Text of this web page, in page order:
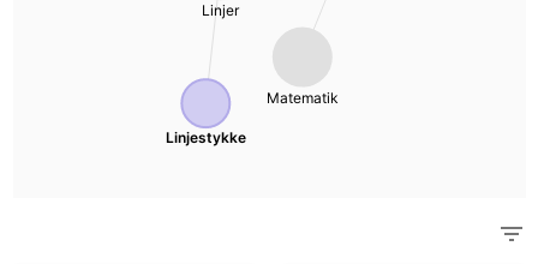
Videnskabelig Regnemaskine
Linjer
Matematik
Linjestykke